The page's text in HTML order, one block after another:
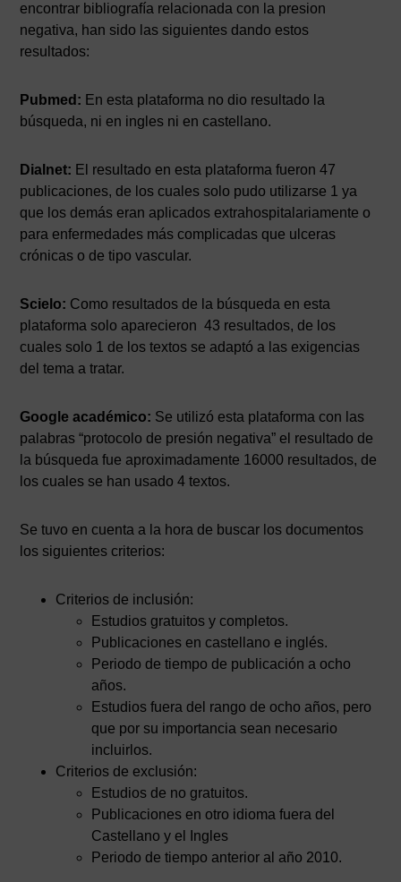
encontrar bibliografía relacionada con la presion
negativa, han sido las siguientes dando estos
resultados:
Pubmed: En esta plataforma no dio resultado la
búsqueda, ni en ingles ni en castellano.
Dialnet: El resultado en esta plataforma fueron 47
publicaciones, de los cuales solo pudo utilizarse 1 ya
que los demás eran aplicados extrahospitalariamente o
para enfermedades más complicadas que ulceras
crónicas o de tipo vascular.
Scielo: Como resultados de la búsqueda en esta
plataforma solo aparecieron 43 resultados, de los
cuales solo 1 de los textos se adaptó a las exigencias
del tema a tratar.
Google académico: Se utilizó esta plataforma con las
palabras “protocolo de presión negativa” el resultado de
la búsqueda fue aproximadamente 16000 resultados, de
los cuales se han usado 4 textos.
Se tuvo en cuenta a la hora de buscar los documentos
los siguientes criterios:
Criterios de inclusión:
Estudios gratuitos y completos.
Publicaciones en castellano e inglés.
Periodo de tiempo de publicación a ocho
años.
Estudios fuera del rango de ocho años, pero
que por su importancia sean necesario
incluirlos.
Criterios de exclusión:
Estudios de no gratuitos.
Publicaciones en otro idioma fuera del
Castellano y el Ingles
Periodo de tiempo anterior al año 2010.